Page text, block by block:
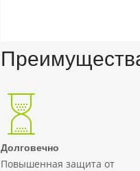
Долговечно
Повышенная защита от